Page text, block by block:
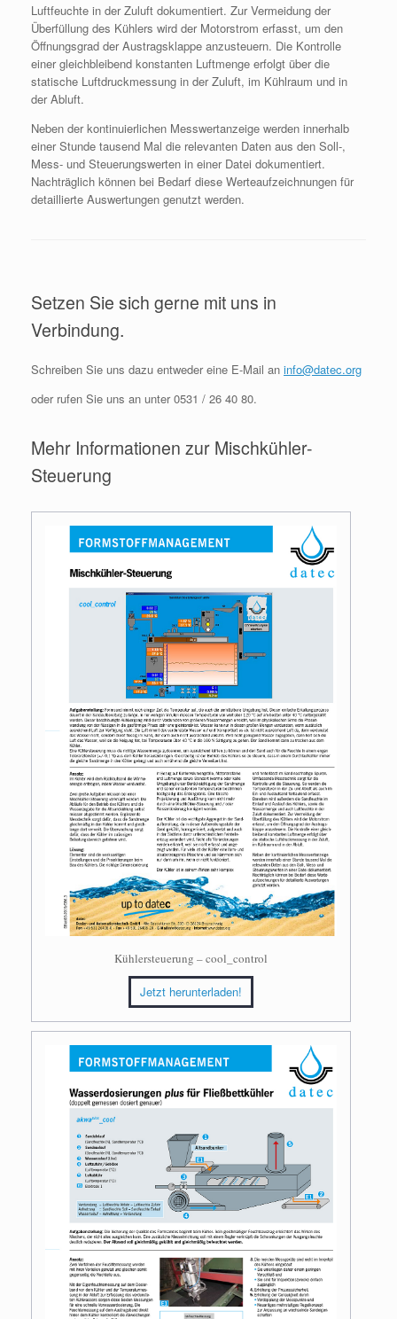
Luftfeuchte in der Zuluft dokumentiert. Zur Vermeidung der
Überfüllung des Kühlers wird der Motorstrom erfasst, um den
Öffnungsgrad der Austragsklappe anzusteuern. Die Kontrolle
einer gleichbleibend konstanten Luftmenge erfolgt über die
statische Luftdruckmessung in der Zuluft, im Kühlraum und in
der Abluft.
Neben der kontinuierlichen Messwertanzeige werden innerhalb
einer Stunde tausend Mal die relevanten Daten aus den Soll-,
Mess- und Steuerungswerten in einer Datei dokumentiert.
Nachträglich können bei Bedarf diese Werteaufzeichnungen für
detaillierte Auswertungen genutzt werden.
Setzen Sie sich gerne mit uns in
Verbindung.
Schreiben Sie uns dazu entweder eine E-Mail an info@datec.org
oder rufen Sie uns an unter 0531 / 26 40 80.
Mehr Informationen zur Mischkühler-
Steuerung
Kühlersteuerung – cool_control
Jetzt herunterladen!